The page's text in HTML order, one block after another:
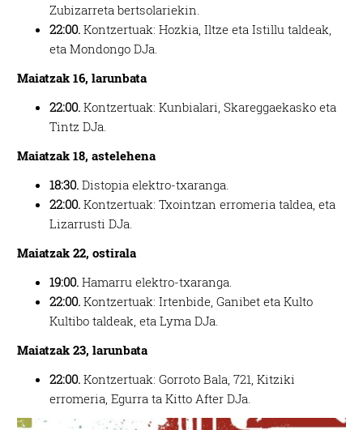
Zubizarreta bertsolariekin.
22:00. Kontzertuak: Hozkia, Iltzeeta Istillu taldeak,
eta Mondongo DJa.
Maiatzak 16, larunbata
22:00. Kontzertuak: Kunbialari, Skareggaekasko eta
Tintz DJa.
Maiatzak 18, astelehena
18:30. Distopia elektro-txaranga.
22:00. Kontzertuak: Txointzan erromeria taldea, eta
Lizarrusti DJa.
Maiatzak 22, ostirala
19:00. Hamarru elektro-txaranga.
22:00. Kontzertuak: Irtenbide,Ganibet eta Kulto
Kultibo taldeak, eta Lyma DJa.
Maiatzak 23, larunbata
22:00. Kontzertuak: Gorroto Bala, 721, Kitziki
erromeria, Egurra ta Kitto After DJa.